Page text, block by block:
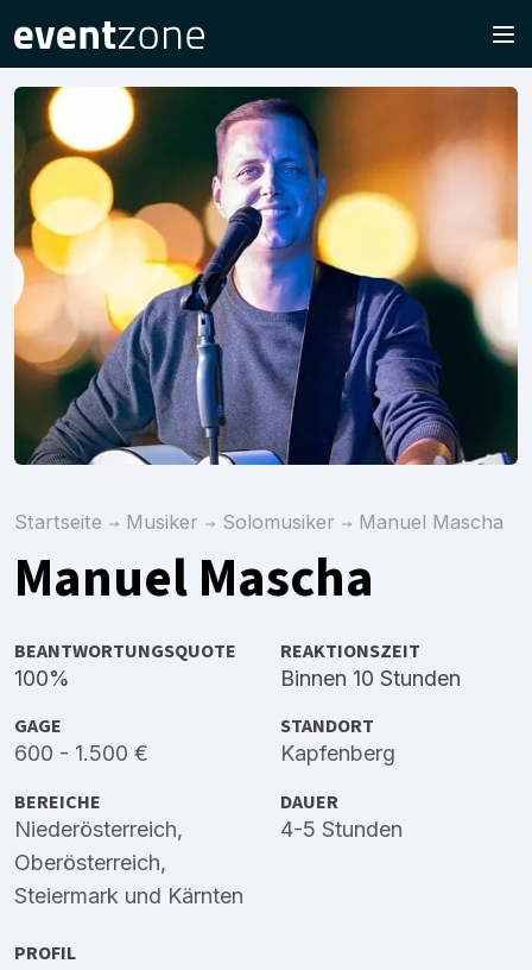
Startseite Musiker Solomusiker Manuel Mascha
Manuel Mascha
BEANTWORTUNGSQUOTE
100%
REAKTIONSZEIT
Binnen 10 Stunden
GAGE
600 - 1.500 €
STANDORT
Kapfenberg
BEREICHE
Niederösterreich,
Oberösterreich,
Steiermark und Kärnten
DAUER
4-5 Stunden
PROFIL